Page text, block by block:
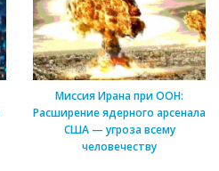
Миссия Ирана при ООН:
Расширение ядерного арсенала
США — угроза всему
человечеству